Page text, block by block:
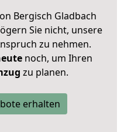
Bergisch Gladbach
Sie nicht, unsere
zu nehmen.
noch, um Ihren
zu planen.
erhalten